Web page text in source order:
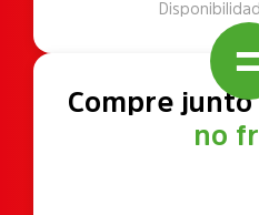
Compre junto
no